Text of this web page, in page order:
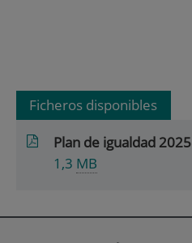
Ficheros disponibles
Plan de igualdad 2025
1,3 MB